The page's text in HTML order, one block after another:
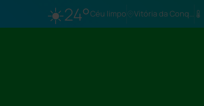
☀️24°Céu limpo Vitória da Conq…